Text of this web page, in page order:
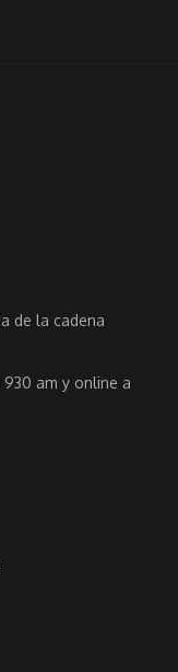
de la cadena
am y online a